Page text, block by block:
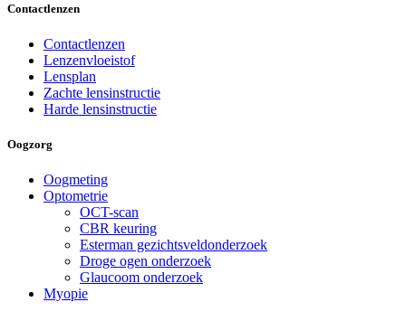
Contactlenzen
Contactlenzen
Lenzenvloeistof
Lensplan
Zachte lensinstructie
Harde lensinstructie
Oogzorg
Oogmeting
Optometrie
OCT-scan
CBR keuring
Esterman gezichtsveldonderzoek
Droge ogen onderzoek
Glaucoom onderzoek
Myopie